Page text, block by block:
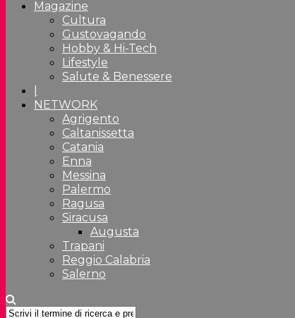
Magazine
Cultura
Gustovagando
Hobby & Hi-Tech
Lifestyle
Salute & Benessere
NETWORK
Agrigento
Caltanissetta
Catania
Enna
Messina
Palermo
Ragusa
Siracusa
Augusta
Trapani
Reggio Calabria
Salerno